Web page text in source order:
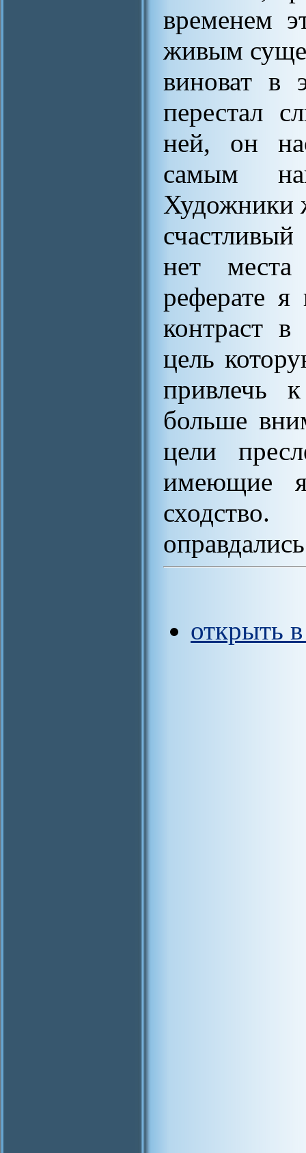
временем
живым
виноват в
перестал
ней, он
самым
Художники
нет
реферате я
контраст
цель
привлечь
больше
цели
имеющие
открыть